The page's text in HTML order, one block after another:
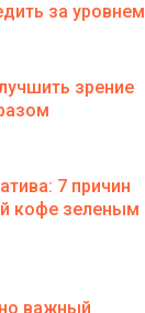
за уровнем
зрение
7 причин
кофе зеленым
важный